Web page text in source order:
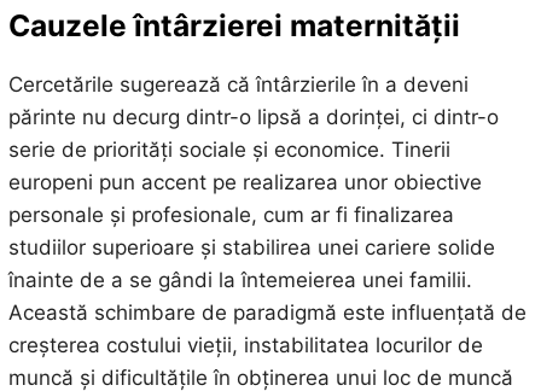
Cauzele întârzierei maternității
Cercetările sugerează că întârzierile în a deveni
părinte nu decurg dintr-o lipsă a dorinței, ci dintr-o
serie de priorități sociale și economice. Tinerii
europeni pun accent pe realizarea unor obiective
personale și profesionale, cum ar fi finalizarea
studiilor superioare și stabilirea unei cariere solide
înainte de a se gândi la întemeierea unei familii.
Această schimbare de paradigmă este influențată de
creșterea costului vieții, instabilitatea locurilor de
muncă și dificultățile în obținerea unui loc de muncă